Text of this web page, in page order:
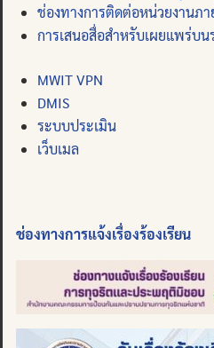
ช่องทางการติดต่อหน่วยงานภา
การเสนอสื่อสำหรับเผยแพร่บน
MWIT VPN
DMIS
ระบบประเมิน
เว็บเมล
ช่องทางการแจ้งเรื่องร้องเรียน